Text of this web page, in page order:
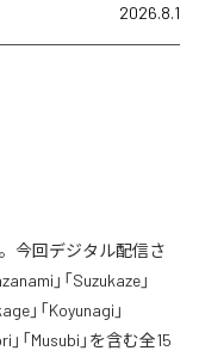
2026.8.1
今回デジタル配信さ
」「Suzukaze」
」「Koyunagi」
」「Musubi」を含む全15